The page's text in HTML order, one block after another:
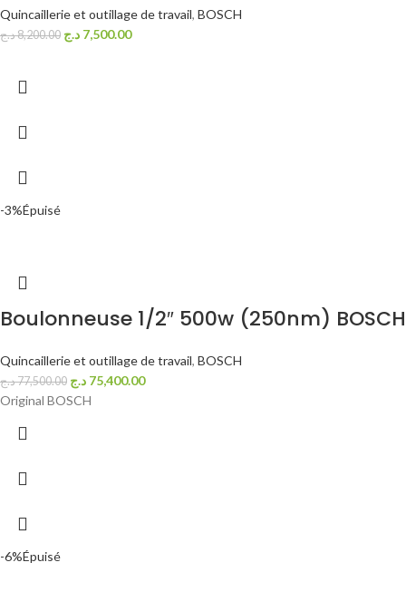
Quincaillerie et outillage de travail, BOSCH
8,200.00د.ج 7,500.00 د.ج
-3%Épuisé
Boulonneuse 1/2″ 500w (250nm) BOSCH
Quincaillerie et outillage de travail, BOSCH
77,500.00د.ج 75,400.00 د.ج
Original BOSCH
-6%Épuisé